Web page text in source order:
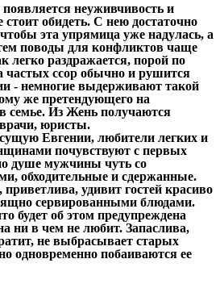
неуживчивость и
обидеть. С нею достаточно
чтобы эта упрямица уже надулась, а
поводы для конфликтов чаще
легко раздражается, порой по
частых ссор обычно и рушится
- немногие выдерживают такой
же претендующего на
семье. Из Жень получаются
юристы.
Евгении, любители легких и
почувствуют с первых
душе мужчины чуть со
обходительные и сдержанные.
удивит гостей красиво
сервированными блюдами.
будет об этом предупреждена
ни в чем не любит. Запаслива,
не выбрасывает старых
одновременно побаиваются ее